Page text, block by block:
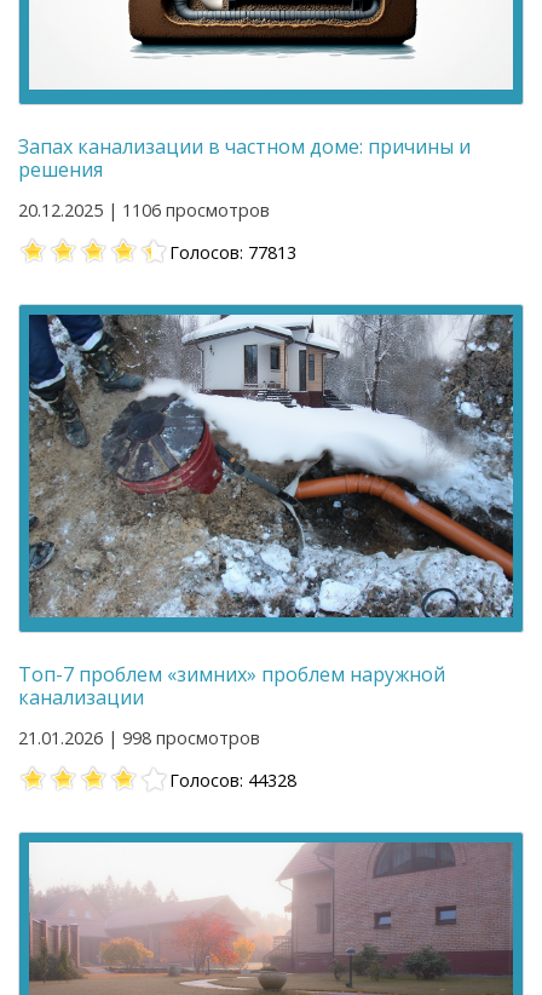
Запах канализации в частном доме: причины и
решения
20.12.2025 | 1106 просмотров
Голосов: 77813
Топ-7 проблем «зимних» проблем наружной
канализации
21.01.2026 | 998 просмотров
Голосов: 44328